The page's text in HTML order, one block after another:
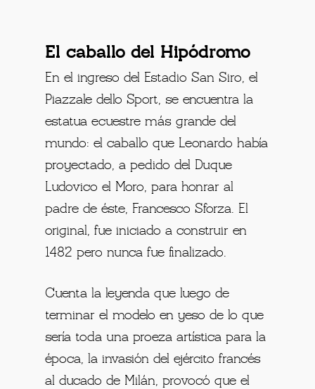
El caballo del Hipódromo
En el ingreso del Estadio San Siro, el
Piazzale dello Sport, se encuentra la
estatua ecuestre más grande del
mundo: el caballo que Leonardo había
proyectado, a pedido del Duque
Ludovico el Moro, para honrar al
padre de éste, Francesco Sforza. El
original, fue iniciado a construir en
1482 pero nunca fue finalizado.
Cuenta la leyenda que luego de
terminar el modelo en yeso de lo que
sería toda una proeza artística para la
época, la invasión del ejército francés
al ducado de Milán, provocó que el